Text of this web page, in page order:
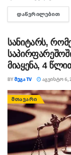
თავისუფლების
ᲓᲐᲬᲕᲠᲘᲚᲔᲑᲘᲗ
სანიტარს,
მიაყენა, 4
BYᲛᲔᲒᲐ TV ᲐᲒᲕᲘᲡᲢᲝ 6,
ᲛᲗᲐᲕᲐᲠᲘ